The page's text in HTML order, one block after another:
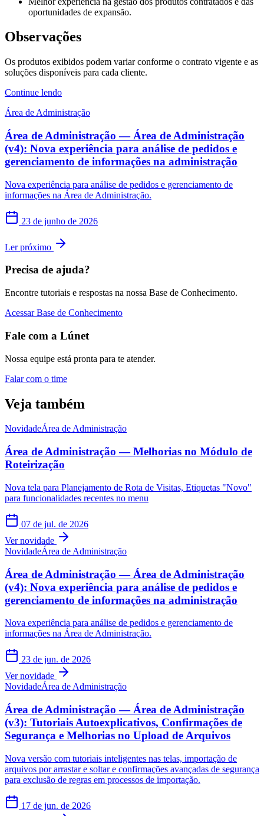
oportunidades de expansão.
Observações
Os produtos exibidos podem variar conforme o contrato vigente e as
soluções disponíveis para cada cliente.
Continue lendo
Área de Administração
Área de Administração — Área de Administração
(v4): Nova experiência para análise de pedidos e
gerenciamento de informações na administração
Nova experiência para análise de pedidos e gerenciamento de
informações na Área de Administração.
23 de junho de 2026
Ler próximo
Precisa de ajuda?
Encontre tutoriais e respostas na nossa Base de Conhecimento.
Acessar Base de Conhecimento
Fale com a Lúnet
Nossa equipe está pronta para te atender.
Falar com o time
Veja também
NovidadeÁrea de Administração
Área de Administração — Melhorias no Módulo de
Roteirização
Nova tela para Planejamento de Rota de Visitas, Etiquetas "Novo"
para funcionalidades recentes no menu
07 de jul. de 2026
Ver novidade
NovidadeÁrea de Administração
Área de Administração — Área de Administração
(v4): Nova experiência para análise de pedidos e
gerenciamento de informações na administração
Nova experiência para análise de pedidos e gerenciamento de
informações na Área de Administração.
23 de jun. de 2026
Ver novidade
NovidadeÁrea de Administração
Área de Administração — Área de Administração
(v3): Tutoriais Autoexplicativos, Confirmações de
Segurança e Melhorias no Upload de Arquivos
Nova versão com tutoriais inteligentes nas telas, importação de
arquivos por arrastar e soltar e confirmações avançadas de segurança
para exclusão de regras em processos de importação.
17 de jun. de 2026